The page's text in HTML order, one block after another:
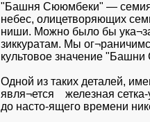
"Башня Сююмбеки" —
небес, олицетворяющих
ниши. Можно было бы
зиккуратам. Мы
культовое значение
Одной из таких деталей,
явля¬ется    железная
до насто-ящего времени